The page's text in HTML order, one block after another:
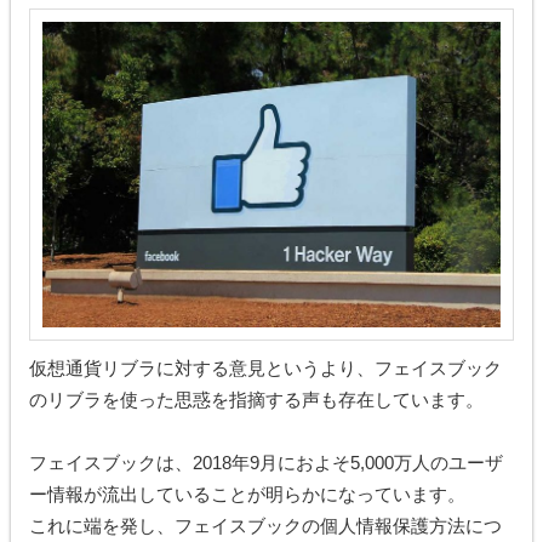
仮想通貨リブラに対する意見というより、フェイスブック
のリブラを使った思惑を指摘する声も存在しています。
フェイスブックは、2018年9月におよそ5,000万人のユーザ
ー情報が流出していることが明らかになっています。
これに端を発し、フェイスブックの個人情報保護方法につ